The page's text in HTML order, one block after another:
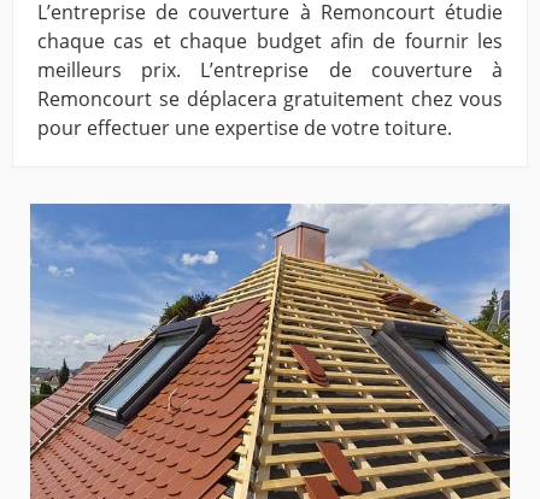
L’entreprise de couverture à Remoncourt étudie
chaque cas et chaque budget afin de fournir les
meilleurs prix. L’entreprise de couverture à
Remoncourt se déplacera gratuitement chez vous
pour effectuer une expertise de votre toiture.